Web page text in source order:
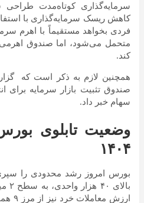
سرمایه‌گذاری کوتاه‌مدت
کاهش ریسک سرمایه‌گذاری با
فردی بخواهد مستقیماً با اهرم
متحمل می‌شود، اما صندوق اهرمی
کند.
همچنین لازم به ذکر است که
صندوق تثبیت بازار سرمایه برای
سهام خبر داد.
۱۴۰۴
بورس امروز رشد محدودی را